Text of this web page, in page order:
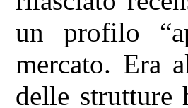
un profilo
mercato. Era
delle strutture